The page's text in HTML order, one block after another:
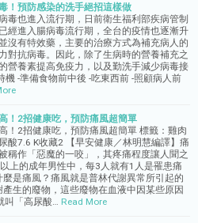
！預防感染的洗手絕招這樣做
毒也進入流行期，日前衛生福利部疾病管制
經進入腸病毒流行期，全台的疫情也逐漸升
沒有特效藥，主要的治療方式為補充病人的
對抗病毒。因此，除了生病時的營養補充之
營養素提高免疫力，以及勤洗手減少病毒接
-準備食物前中後 -吃東西前 -照顧病人前
！2招健康吃，預防痛風超簡單
！2招健康吃，預防痛風超簡單 標籤：雞肉
酸7.6 K收藏2 【早安健康／林明慧編譯】痛
稱作「惡魔的一咬」，其疼痛程度讓人聞之
上的成年男性中，每3人就有1人是罹患痛
是痛風？痛風就是普林代謝異常所引起的
生的廢物，這些廢物在血液中因某些原因
「高尿酸…
Read More